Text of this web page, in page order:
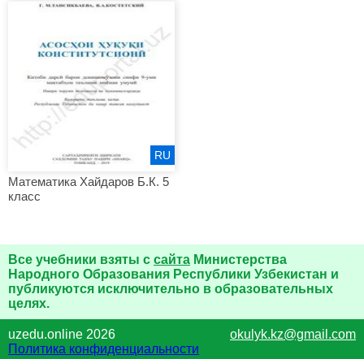
Математика Хайдаров Б.К. 5
класс
RU
Все учебники взяты с сайта Министерства
Народного Образования Республики Узбекистан и
публикуются исключительно в образовательных
целях.
uzedu.online 2026
okulyk.kz@gmail.com
Политика конфиденциальности